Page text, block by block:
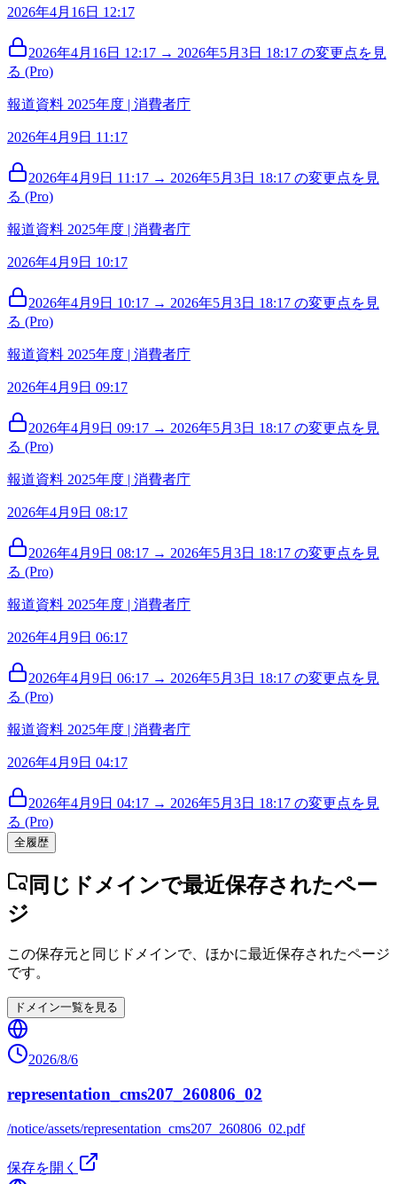
2026年4月16日 12:17
2026年4月16日 12:17 → 2026年5月3日 18:17 の変更点を見
る (Pro)
報道資料 2025年度 | 消費者庁
2026年4月9日 11:17
2026年4月9日 11:17 → 2026年5月3日 18:17 の変更点を見
る (Pro)
報道資料 2025年度 | 消費者庁
2026年4月9日 10:17
2026年4月9日 10:17 → 2026年5月3日 18:17 の変更点を見
る (Pro)
報道資料 2025年度 | 消費者庁
2026年4月9日 09:17
2026年4月9日 09:17 → 2026年5月3日 18:17 の変更点を見
る (Pro)
報道資料 2025年度 | 消費者庁
2026年4月9日 08:17
2026年4月9日 08:17 → 2026年5月3日 18:17 の変更点を見
る (Pro)
報道資料 2025年度 | 消費者庁
2026年4月9日 06:17
2026年4月9日 06:17 → 2026年5月3日 18:17 の変更点を見
る (Pro)
報道資料 2025年度 | 消費者庁
2026年4月9日 04:17
2026年4月9日 04:17 → 2026年5月3日 18:17 の変更点を見
る (Pro)
全履歴
同じドメインで最近保存されたペー
ジ
この保存元と同じドメインで、ほかに最近保存されたページ
です。
ドメイン一覧を見る
2026/8/6
representation_cms207_260806_02
/notice/assets/representation_cms207_260806_02.pdf
保存を開く